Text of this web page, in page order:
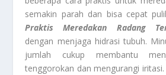
semakin parah dan bisa cepat
Praktis Meredakan Radang
dengan menjaga hidrasi tubuh.
jumlah cukup membantu
tenggorokan dan mengurangi